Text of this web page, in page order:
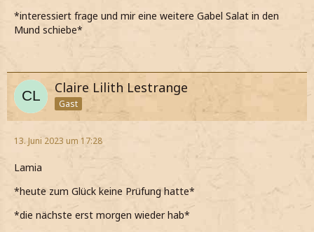
*interessiert frage und mir eine weitere Gabel Salat in den
Mund schiebe*
Claire Lilith Lestrange
Gast
13. Juni 2023 um 17:28
Lamia
*heute zum Glück keine Prüfung hatte*
*die nächste erst morgen wieder hab*